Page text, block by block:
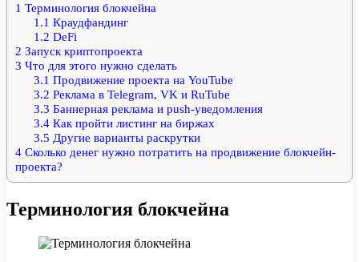
1 Терминология блокчейна
1.1 Краудфандинг
1.2 DeFi
2 Запуск криптопроекта
3 Что для этого нужно сделать
3.1 Продвижение проекта на YouTube
3.2 Реклама в Telegram, VK и RuTube
3.3 Баннерная реклама и push-уведомления
3.4Как пройти листинг на биржах
3.5 Другие варианты раскрутки
4 Сколько денег нужно потратить на продвижение блокчейн-
проекта?
Терминология блокчейна